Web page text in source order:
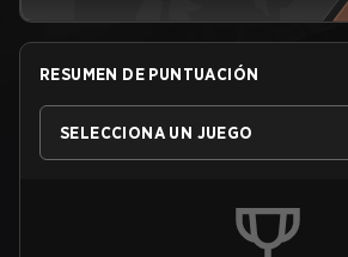
RESUMEN DE PUNTUACIÓN
SELECCIONA UN JUEGO